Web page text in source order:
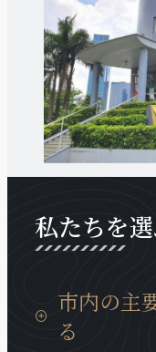
私たちを
市内の主
る